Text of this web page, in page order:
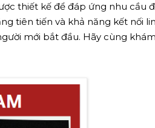
thiết kế để đáp ứng nhu cầu
tiên tiến và khả năng kết nối
mới bắt đầu. Hãy cùng khám